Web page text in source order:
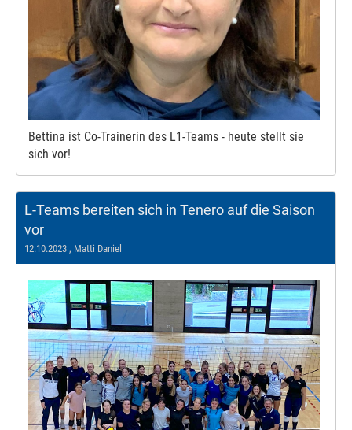
Bettina ist Co-Trainerin des L1-Teams - heute stellt sie
sich vor!
L-Teams bereiten sich in Tenero auf die Saison
vor
12.10.2023 , Matti Daniel